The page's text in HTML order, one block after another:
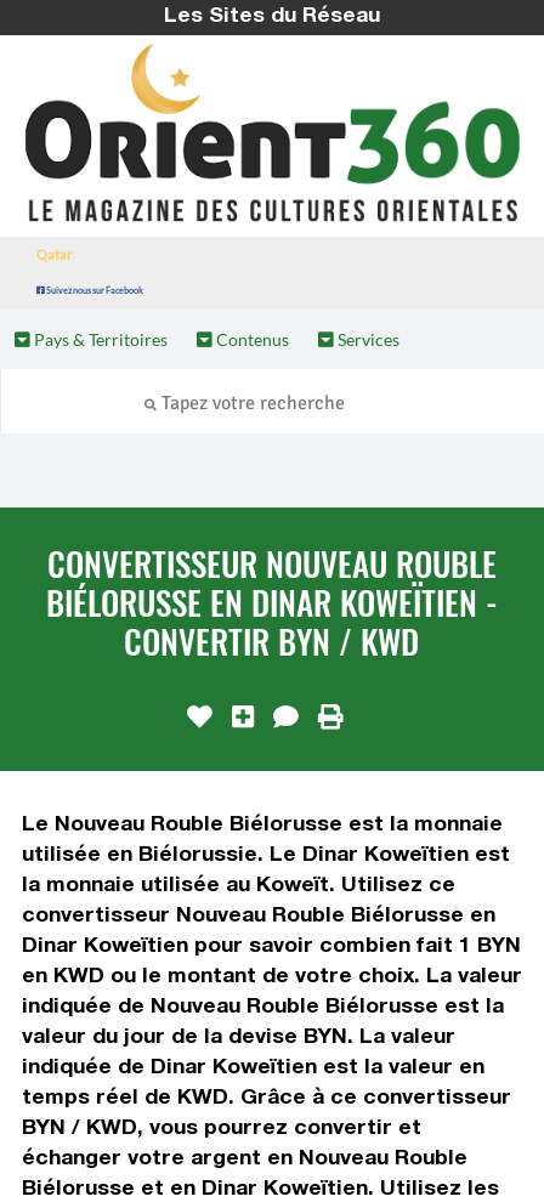
Les Sites du Réseau
Qatar
Suivez nous sur Facebook
Pays & Territoires Contenus Services
CONVERTISSEUR NOUVEAU ROUBLE
BIÉLORUSSE EN DINAR KOWEÏTIEN -
CONVERTIR BYN / KWD
Le Nouveau Rouble Biélorusse est la monnaie
utilisée en Biélorussie. Le Dinar Koweïtien est
la monnaie utilisée au Koweït. Utilisez ce
convertisseur Nouveau Rouble Biélorusse en
Dinar Koweïtien pour savoir combien fait 1 BYN
en KWD ou le montant de votre choix. La valeur
indiquée de Nouveau Rouble Biélorusse est la
valeur du jour de la devise BYN. La valeur
indiquée de Dinar Koweïtien est la valeur en
temps réel de KWD. Grâce à ce convertisseur
BYN / KWD, vous pourrez convertir et
échanger votre argent en Nouveau Rouble
Biélorusse et en Dinar Koweïtien. Utilisez les